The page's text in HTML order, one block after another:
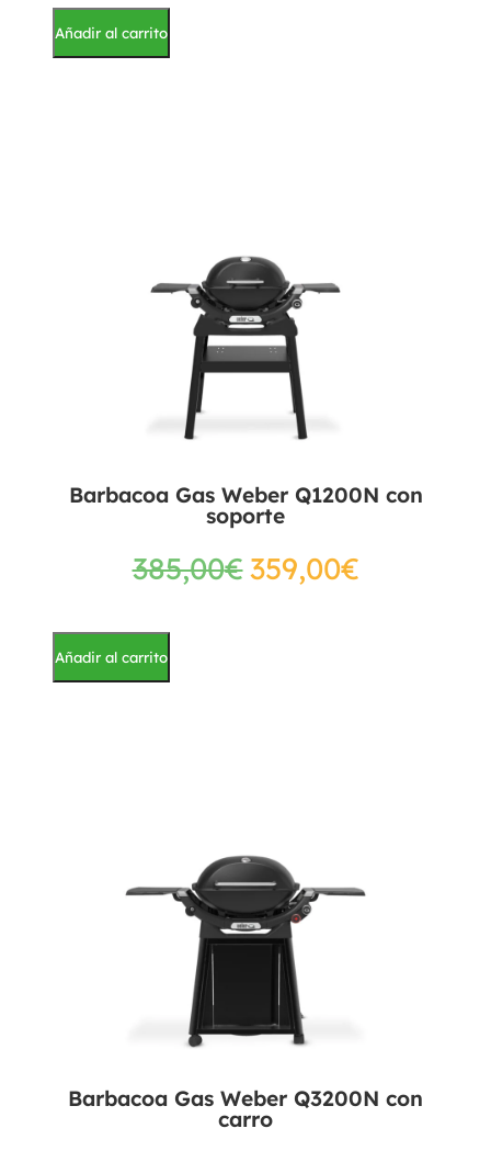
Añadir al carrito
Barbacoa Gas Weber Q1200N con
soporte
385,00€359,00€
Añadir al carrito
Barbacoa Gas Weber Q3200N con
carro